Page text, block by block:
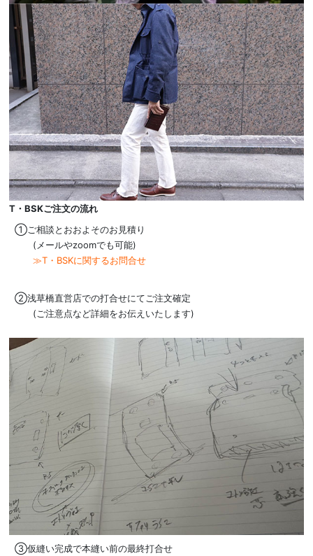
T・BSKご注文の流れ
①ご相談とおおよそのお見積り
(メールやzoomでも可能)
≫T・BSKに関するお問合せ
②浅草橋直営店での打合せにてご注文確定
(ご注意点など詳細をお伝えいたします)
③仮縫い完成で本縫い前の最終打合せ